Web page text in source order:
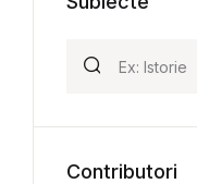
Contributori